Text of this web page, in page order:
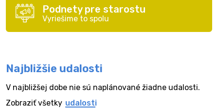
Podnety pre starostu
Vyriešime to spolu
Najbližšie udalosti
V najbližšej dobe nie sú naplánované žiadne udalosti.
Zobraziť všetky udalosti